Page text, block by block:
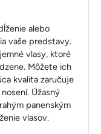
alebo
vaše predstavy.
vlasy, ktoré
Môžete ich
kvalita zaručuje
Úžasný
panenským
vlasov.